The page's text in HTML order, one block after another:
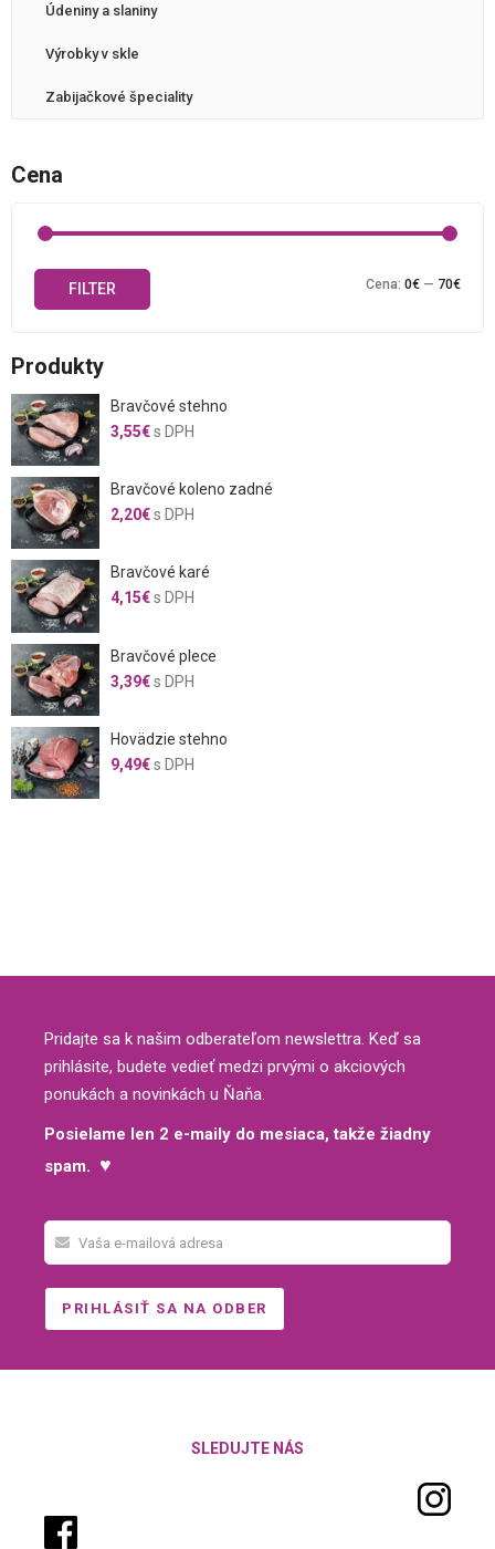
Údeniny a slaniny
Výrobky v skle
Zabijačkové špeciality
Cena
FILTER Cena: 0€ — 70€
Produkty
Bravčové stehno
3,55€s DPH
Bravčové koleno zadné
2,20€s DPH
Bravčové karé
4,15€s DPH
Bravčové plece
3,39€s DPH
Hovädzie stehno
9,49€s DPH
Pridajte sa k našim odberateľom newslettra. Keď sa
prihlásite, budete vedieť medzi prvými o akciových
ponukách a novinkách u Ňaňa.
Posielame len 2 e-maily do mesiaca, takže žiadny
spam. ♥
SLEDUJTE NÁS